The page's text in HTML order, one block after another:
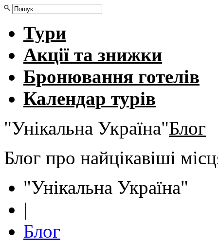
Тури
Акції та знижки
Бронювання готелів
Календар турів
"Унікальна Україна"Блог
Блог про найцікавіші
"Унікальна Україна"
|
Блог